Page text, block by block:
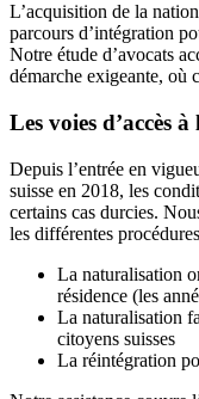
L’acquisition de la
parcours d’intégration
Notre étude d’avocats
démarche exigeante, où
Les voies d’accès
Depuis l’entrée en
suisse en 2018, les
certains cas durcies.
les différentes
La naturalisation
résidence (les
La naturalisation
citoyens suisses
La réintégration